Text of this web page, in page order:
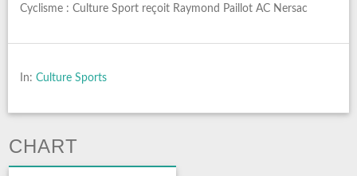
Cyclisme : Culture Sport reçoit Raymond Paillot AC Nersac
In: Culture Sports
CHART